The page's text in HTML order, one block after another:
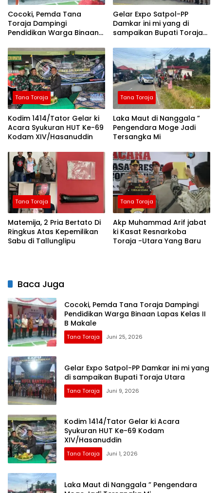
Cocoki, Pemda Tana
Toraja Dampingi
Pendidikan Warga Binaan
Gelar Expo Satpol-PP
Damkar ini mi yang di
sampaikan Bupati Toraja
Tana Toraja
Kodim 1414/Tator Gelar ki
Acara Syukuran HUT Ke-69
Kodam XIV/Hasanuddin
Tana Toraja
Laka Maut di Nanggala ”
Pengendara Moge Jadi
Tersangka Mi
Tana Toraja
Matemija, 2 Pria Bertato Di
Ringkus Atas Kepemilikan
Sabu di Tallunglipu
Tana Toraja
Akp Muhammad Arif jabat
ki Kasat Resnarkoba
Baca Juga
Cocoki, Pemda Tana Toraja Dampingi
Pendidikan Warga Binaan Lapas Kelas II
B Makale
Tana Toraja Juni 25, 2026
Gelar Expo Satpol-PP Damkar ini mi yang
di sampaikan Bupati Toraja Utara
Tana Toraja Juni 9, 2026
Kodim 1414/Tator Gelar ki Acara
Syukuran HUT Ke-69 Kodam
XIV/Hasanuddin
Tana Toraja Juni 1, 2026
Laka Maut di Nanggala ” Pengendara